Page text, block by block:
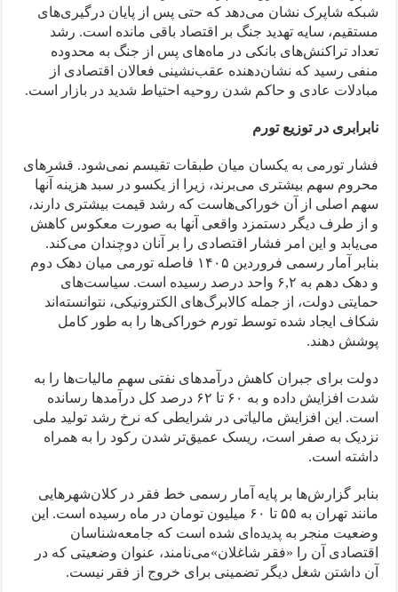
شبکه شاپرک نشان می‌دهد که حتی پس از پایان درگیری‌های
مستقیم، سایه تهدید جنگ بر اقتصاد باقی مانده است. رشد
تعداد تراکنش‌های بانکی در ماه‌های پس از جنگ به محدوده
منفی رسید که نشان‌دهنده عقب‌نشینی فعالان اقتصادی از
مبادلات عادی و حاکم شدن روحیه احتیاط شدید در بازار است.
نابرابری در توزیع تورم
فشار تورمی به یکسان میان طبقات تقیسم نمی‌شود. قشرهای
محروم سهم بیشتری می‌برند، زیرا از یکسو در سبد هزینه آنها
سهم اصلی از آن خوراکی‌هاست که رشد قیمت بیشتری دارند،
و از طرف دیگر دستمزد واقعی آنها به صورت معکوس کاهش
می‌یابد و این امر فشار اقتصادی را بر آنان دوچندان می‌کند.
بنابر آمار رسمی فروردین ۱۴۰۵ فاصله تورمی میان دهک دوم
و دهک دهم به ۶,۲ واحد درصد رسیده است. سیاست‌های
حمایتی دولت، از جمله کالابرگ‌های الکترونیکی، نتوانسته‌اند
شکاف ایجاد شده توسط تورم خوراکی‌ها را به طور کامل
پوشش دهند.
دولت برای جبران کاهش درآمدهای نفتی سهم مالیات‌ها را به
شدت افزایش داده و به ۶۰ تا ۶۲ درصد کل درآمدها رسانده
است. این افزایش مالیاتی در شرایطی که نرخ رشد تولید ملی
نزدیک به صفر است، ریسک عمیق‌تر شدن رکود را به همراه
داشته است.
بنابر گزارش‌ها بر پایه آمار رسمی خط فقر در کلان‌شهرهایی
مانند تهران به ۵۵ تا ۶۰ میلیون تومان در ماه رسیده است. این
وضعیت منجر به پدیده‌ای شده است که جامعه‌شناسان
اقتصادی آن را «فقر شاغلان»می‌نامند، عنوان وضعیتی که در
آن داشتن شغل دیگر تضمینی برای خروج از فقر نیست.